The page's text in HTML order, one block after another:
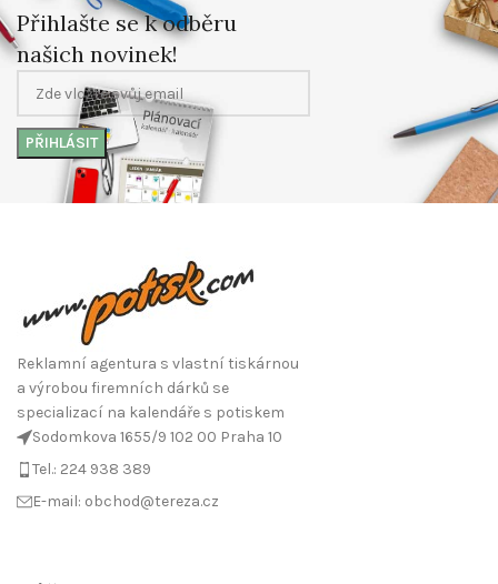
Přihlašte se k odběru
našich novinek!
Reklamní agentura s vlastní tiskárnou
a výrobou firemních dárků se
specializací na kalendáře s potiskem
Sodomkova 1655/9 102 00 Praha 10
Tel.: 224 938 389
E-mail: obchod@tereza.cz